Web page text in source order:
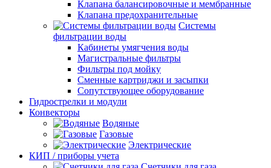
Клапана балансировочные и мембранные
Клапана предохранительные
Системы
фильтрации воды
Кабинеты умягчения воды
Магистральные фильтры
Фильтры под мойку
Сменные картриджи и засыпки
Сопутствующее оборудование
Гидрострелки и модули
Конвекторы
Водяные
Газовые
Электрические
КИП / приборы учета